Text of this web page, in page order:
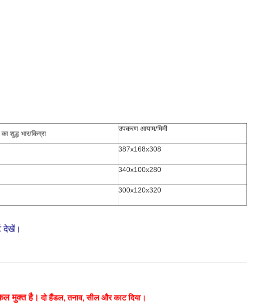
शुद्ध भार/किग्रा
उपकरण आयाम/मिमी
387x168x308
340x100x280
300x120x320
देखें।
मुक्त है। दो हैंडल, तनाव, सील और काट दिया।